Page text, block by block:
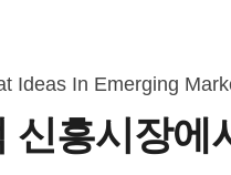
Ideas In Emerging
신흥시장에